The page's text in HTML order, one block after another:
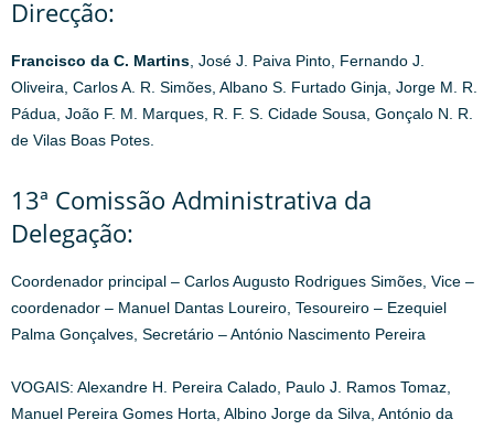
Direcção:
Francisco da C. Martins , José J. Paiva Pinto, Fernando J.
Oliveira, Carlos A. R. Simões, Albano S. Furtado Ginja, Jorge M. R.
Pádua, João F. M. Marques, R. F. S. Cidade Sousa, Gonçalo N. R.
de Vilas Boas Potes.
13ª Comissão Administrativa da
Delegação:
Coordenador principal – Carlos Augusto Rodrigues Simões, Vice –
coordenador – Manuel Dantas Loureiro, Tesoureiro – Ezequiel
Palma Gonçalves, Secretário – António Nascimento Pereira
VOGAIS: Alexandre H. Pereira Calado, Paulo J. Ramos Tomaz,
Manuel Pereira Gomes Horta, Albino Jorge da Silva, António da